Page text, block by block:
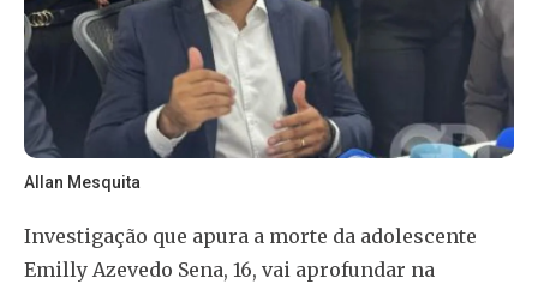
Allan Mesquita
Investigação que apura a morte da adolescente
Emilly Azevedo Sena, 16, vai aprofundar na